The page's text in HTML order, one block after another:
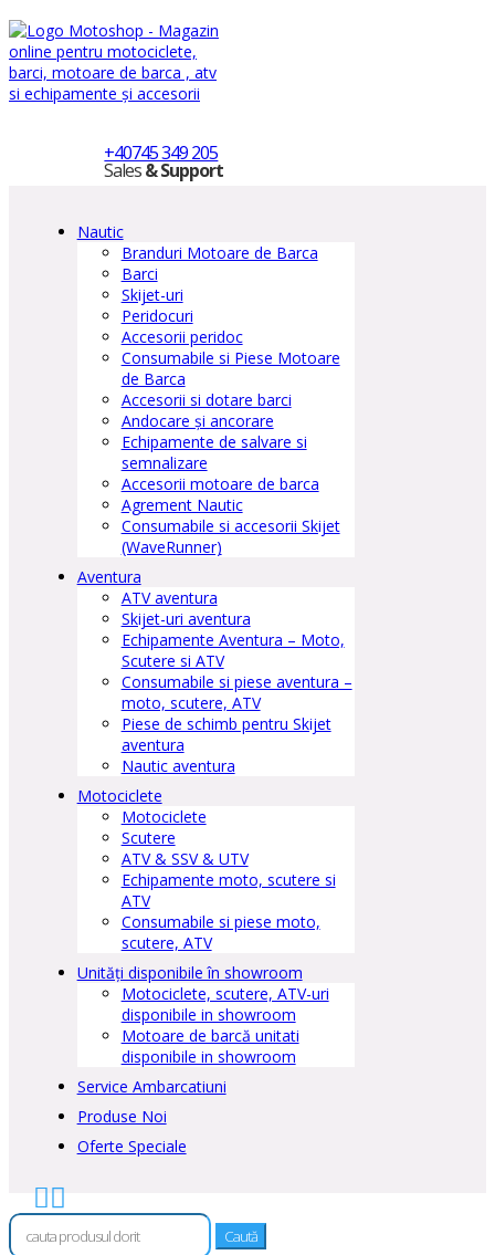
+40745 349 205
Sales& Support
Nautic
Branduri Motoare de Barca
Barci
Skijet-uri
Peridocuri
Accesorii peridoc
Consumabile si Piese Motoare
de Barca
Accesorii si dotare barci
Andocare și ancorare
Echipamente de salvare si
semnalizare
Accesorii motoare de barca
Agrement Nautic
Consumabile si accesorii Skijet
(WaveRunner)
Aventura
ATV aventura
Skijet-uri aventura
Echipamente Aventura – Moto,
Scutere si ATV
Consumabile si piese aventura –
moto, scutere, ATV
Piese de schimb pentru Skijet
aventura
Nautic aventura
Motociclete
Motociclete
Scutere
ATV & SSV & UTV
Echipamente moto, scutere si
ATV
Consumabile si piese moto,
scutere, ATV
Unități disponibile în showroom
Motociclete, scutere, ATV-uri
disponibile in showroom
Motoare de barcă unitati
disponibile in showroom
Service Ambarcatiuni
Produse Noi
Oferte Speciale
 
Caută
după: